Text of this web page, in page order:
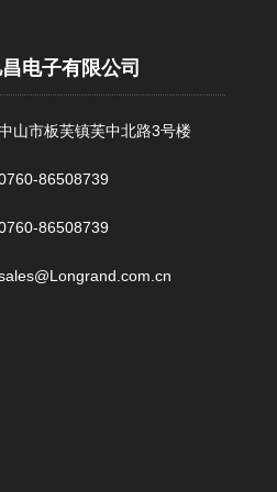
电子有限公司
山市板芙镇芙中北路3号楼
86508739
86508739